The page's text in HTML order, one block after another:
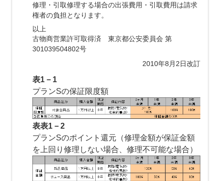
修理・引取修理する場合の出張費用・引取費用は請求
権者の負担となります。
以上
古物商営業許可取得済 東京都公安委員会 第
301039504802号
2010年8月2日改訂
表1－1
プランSの保証限度額
表表1－2
プランSのポイント還元（修理金額が保証金額
を上回り修理しない場合、修理不可能な場合）